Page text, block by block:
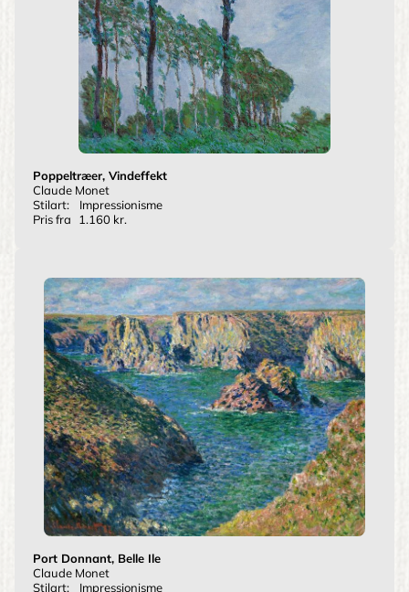
Poppeltræer, Vindeffekt
Claude Monet
Stilart:
Impressionisme
Pris fra
1.160 kr.
Port Donnant, Belle Ile
Claude Monet
Stilart:
Impressionisme